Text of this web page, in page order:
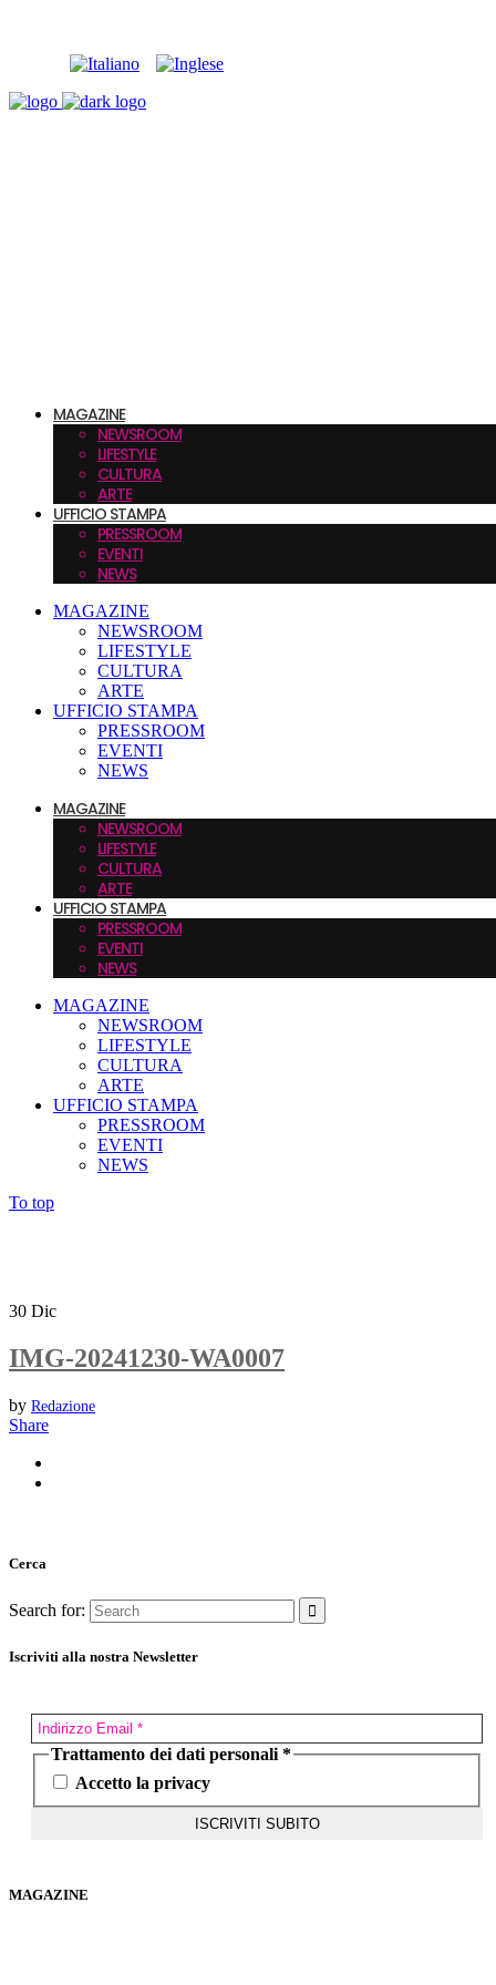
MAGAZINE
NEWSROOM
LIFESTYLE
CULTURA
ARTE
UFFICIO STAMPA
PRESSROOM
EVENTI
NEWS
MAGAZINE
NEWSROOM
LIFESTYLE
CULTURA
ARTE
UFFICIO STAMPA
PRESSROOM
EVENTI
NEWS
MAGAZINE
NEWSROOM
LIFESTYLE
CULTURA
ARTE
UFFICIO STAMPA
PRESSROOM
EVENTI
NEWS
MAGAZINE
NEWSROOM
LIFESTYLE
CULTURA
ARTE
UFFICIO STAMPA
PRESSROOM
EVENTI
NEWS
To top
30 Dic
IMG-20241230-WA0007
by Redazione
Share
Cerca
Search for:
Iscriviti alla nostra Newsletter
Trattamento dei dati personali *
Accetto la privacy
MAGAZINE